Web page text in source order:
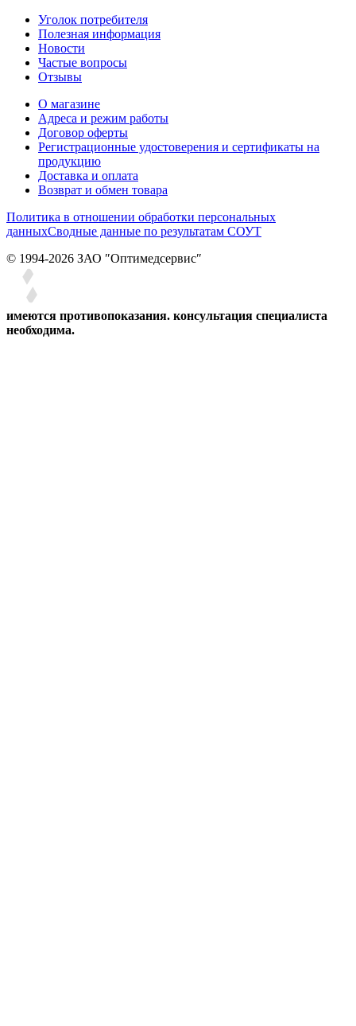
Уголок потребителя
Полезная информация
Новости
Частые вопросы
Отзывы
О магазине
Адреса и режим работы
Договор оферты
Регистрационные удостоверения и сертификаты на
продукцию
Доставка и оплата
Возврат и обмен товара
Политика в отношении обработки персональных
данныхСводные данные по результатам СОУТ
© 1994-2026 ЗАО ″Оптимедсервис″
имеются противопоказания. консультация специалиста
необходима.